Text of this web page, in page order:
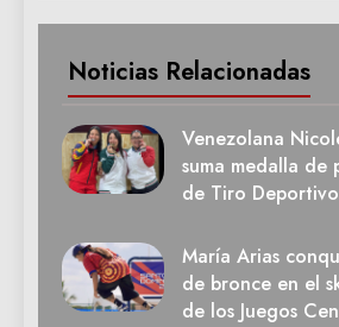
Noticias Relacionadas
Venezolana
suma medalla de
de Tiro Deportivo
María Arias
de bronce en el
de los Juegos